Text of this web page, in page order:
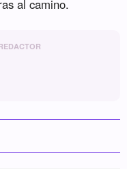
al camino.